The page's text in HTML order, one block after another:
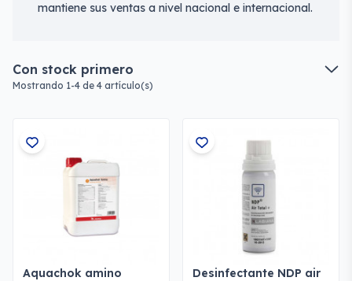
mantiene sus ventas a nivel nacional e internacional.
Con stock primero
Mostrando 1-4 de 4 artículo(s)
Aquachok amino
Desinfectante NDP air